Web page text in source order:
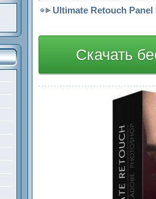
Ultimate Retouch
Скачать